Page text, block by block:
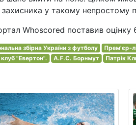
у такому непростому
Whoscored поставив
збірна України з футболу Прем'єр-
"Евертон". A.F.C. Борнмут Патрік